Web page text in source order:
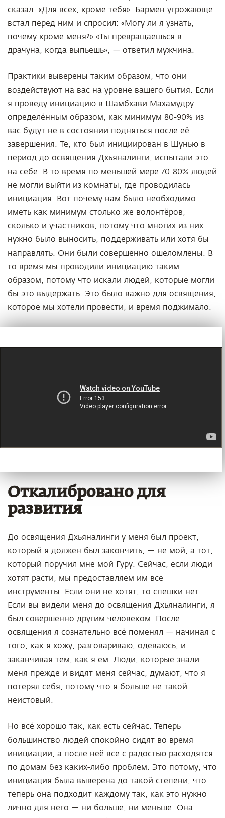
сказал: «Для всех, кроме тебя». Бармен угрожающе
встал перед ним и спросил: «Могу ли я узнать,
почему кроме меня?» «Ты превращаешься в
драчуна, когда выпьешь», — ответил мужчина.
Практики выверены таким образом, что они
воздействуют на вас на уровне вашего бытия. Если
я проведу инициацию в Шамбхави Махамудру
определённым образом, как минимум 80-90% из
вас будут не в состоянии подняться после её
завершения. Те, кто был инициирован в Шунью в
период до освящения Дхьяналинги, испытали это
на себе. В то время по меньшей мере 70-80% людей
не могли выйти из комнаты, где проводилась
инициация. Вот почему нам было необходимо
иметь как минимум столько же волонтёров,
сколько и участников, потому что многих из них
нужно было выносить, поддерживать или хотя бы
направлять. Они были совершенно ошеломлены. В
то время мы проводили инициацию таким
образом, потому что искали людей, которые могли
бы это выдержать. Это было важно для освящения,
которое мы хотели провести, и время поджимало.
Откалибровано для
развития
До освящения Дхьяналинги у меня был проект,
который я должен был закончить, — не мой, а тот,
который поручил мне мой Гуру. Сейчас, если люди
хотят расти, мы предоставляем им все
инструменты. Если они не хотят, то спешки нет.
Если вы видели меня до освящения Дхьяналинги, я
был совершенно другим человеком. После
освящения я сознательно всё поменял — начиная с
того, как я хожу, разговариваю, одеваюсь, и
заканчивая тем, как я ем. Люди, которые знали
меня прежде и видят меня сейчас, думают, что я
потерял себя, потому что я больше не такой
неистовый.
Но всё хорошо так, как есть сейчас. Теперь
большинство людей спокойно сидят во время
инициации, а после неё все с радостью расходятся
по домам без каких-либо проблем. Это потому, что
инициация была выверена до такой степени, что
теперь она подходит каждому так, как это нужно
лично для него — ни больше, ни меньше. Она